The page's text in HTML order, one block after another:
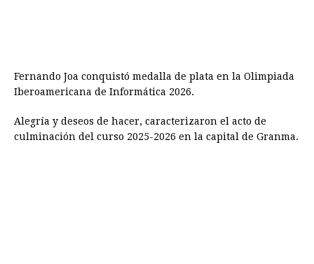
Fernando Joa conquistó medalla de plata en la Olimpiada
Iberoamericana de Informática 2026.
Alegría y deseos de hacer, caracterizaron el acto de
culminación del curso 2025-2026 en la capital de Granma.